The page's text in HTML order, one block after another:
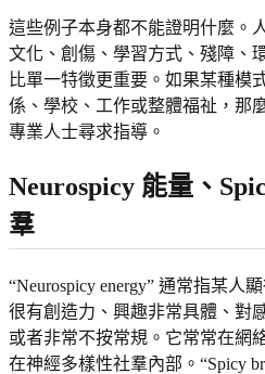
這些例子本身都不能證明什麼。
文化、創傷、學習方式、殘障、
比單一特徵更重要。如果某種模
係、學校、工作或整體福祉，那
專業人士尋求指導。
Neurospicy 能量、
羣
“Neurospicy energy” 通常指某人
很有創造力、興趣非常具體、對
或者非常不按常規。它常常在網
在神經多樣性社羣內部。“Spicy